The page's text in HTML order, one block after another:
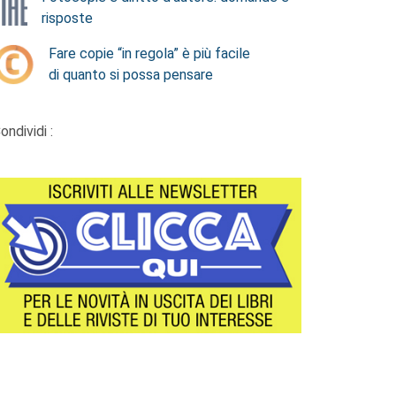
risposte
Fare copie “in regola” è più facile
di quanto si possa pensare
: